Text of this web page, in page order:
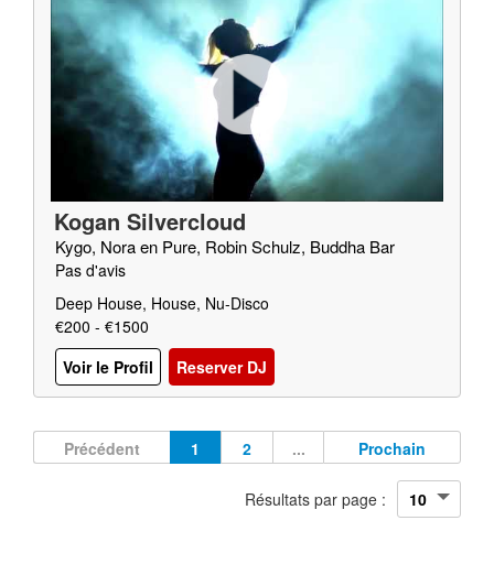
Kogan Silvercloud
Kygo, Nora en Pure, Robin Schulz, Buddha Bar
Pas d'avis
Deep House, House, Nu-Disco
€200 - €1500
Voir le Profil
Reserver DJ
Précédent 1 2 ... Prochain
Résultats par page :